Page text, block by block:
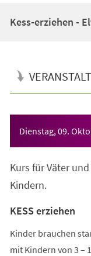
Kess-erziehen -
Dienstag, 09.
Kurs für Väter
Kindern.
KESS erziehen
Kinder brauchen
mit Kindern von 3 –